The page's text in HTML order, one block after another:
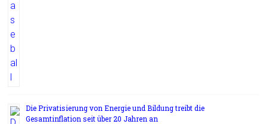
Die Privatisierung von Energie und Bildung treibt die
Gesamtinflation seit über 20 Jahren an